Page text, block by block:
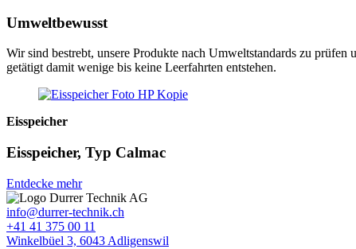
Umweltbewusst
Wir sind bestrebt, unsere Produkte nach Umweltstandards zu
getätigt damit wenige bis keine Leerfahrten entstehen.
Eisspeicher
Eisspeicher, Typ Calmac
Entdecke mehr
info@durrer-technik.ch
+41 41 375 00 11
Winkelbüel 3, 6043 Adligenswil